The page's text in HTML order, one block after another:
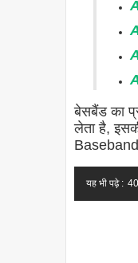
बेसबैंड का
लेता है,
यह भी पढ़े :